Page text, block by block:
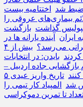
اختتامیه بیست
بیماری‌های عروقی را
گذاشت بازگشت
ایران
آینده یارانه‌ ها در
بیش از ۴
بایدن: در انتخابات
بازگشایی جاده اردبیل –
تاریخ واریز عیدی ۵
شد
المپیاد کار تیمی را
تا تمرین دموکراسی